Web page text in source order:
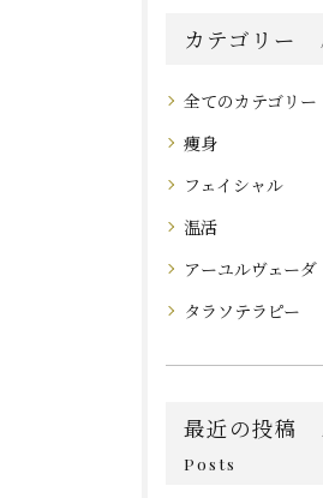
カテゴリー
全てのカテゴリー
痩身
フェイシャル
温活
アーユルヴェーダ
タラソテラピー
最近の投稿
Posts